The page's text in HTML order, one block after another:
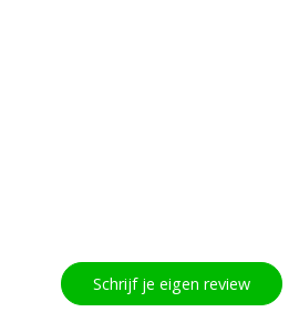
Schrijf je eigen review